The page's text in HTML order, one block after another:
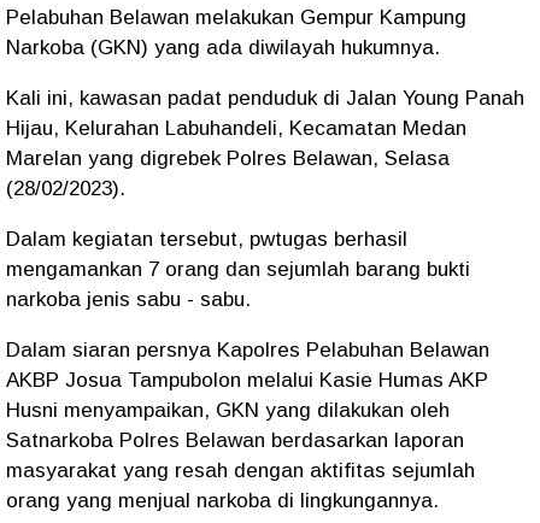
Pelabuhan Belawan melakukan Gempur Kampung
Narkoba (GKN) yang ada diwilayah hukumnya.
Kali ini, kawasan padat penduduk di Jalan Young Panah
Hijau, Kelurahan Labuhandeli, Kecamatan Medan
Marelan yang digrebek Polres Belawan, Selasa
(28/02/2023).
Dalam kegiatan tersebut, pwtugas berhasil
mengamankan 7 orang dan sejumlah barang bukti
narkoba jenis sabu - sabu.
Dalam siaran persnya Kapolres Pelabuhan Belawan
AKBP Josua Tampubolon melalui Kasie Humas AKP
Husni menyampaikan, GKN yang dilakukan oleh
Satnarkoba Polres Belawan berdasarkan laporan
masyarakat yang resah dengan aktifitas sejumlah
orang yang menjual narkoba di lingkungannya.